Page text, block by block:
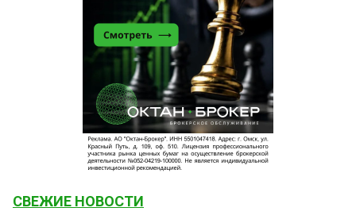
СВЕЖИЕ НОВОСТИ